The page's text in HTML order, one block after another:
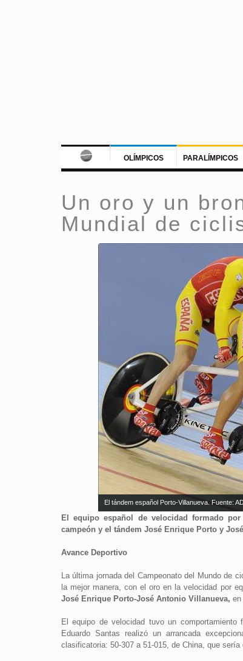
OLÍMPICOS PARALÍMPICOS
Un oro y un
Mundial de
El tándem español Porto-Villanueva. Fuente:
El equipo español de velocidad formado
campeón y el tándem José Enrique Porto y
Avance Deportivo
La última jornada del Campeonato del Mundo de
la mejor manera, con el oro en la velocidad por
José Enrique Porto-José Antonio Villanueva, en
El equipo de velocidad tuvo un comportamiento
Eduardo Santas realizó un arrancada
clasificatoria: 50-307 a 51-015, de China, que